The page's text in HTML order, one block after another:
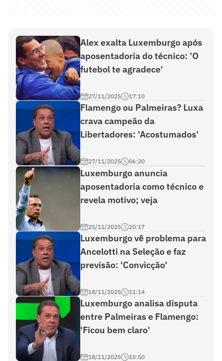
Alex exalta Luxemburgo após
aposentadoria do técnico: 'O
futebol te agradece'
27/11/2025 17:10
Flamengo ou Palmeiras? Luxa
crava campeão da
Libertadores: 'Acostumados'
27/11/2025 06:20
Luxemburgo anuncia
aposentadoria como técnico e
revela motivo; veja
25/11/2025 20:17
Luxemburgo vê problema para
Ancelotti na Seleção e faz
previsão: 'Convicção'
18/11/2025 11:14
Luxemburgo analisa disputa
entre Palmeiras e Flamengo:
'Ficou bem claro'
18/11/2025 10:50